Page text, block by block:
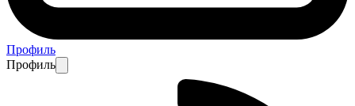
Профиль
Профиль